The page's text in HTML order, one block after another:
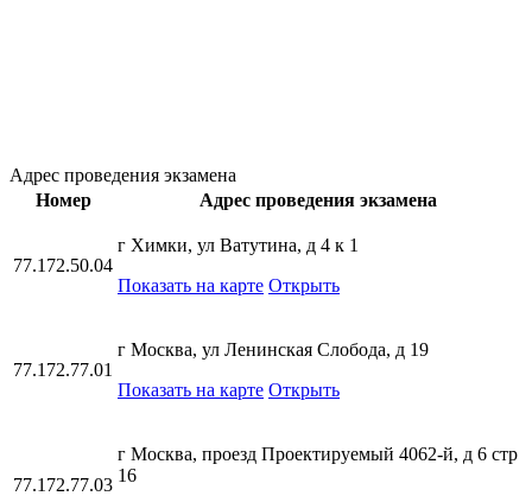
Адрес проведения экзамена
Номер
Адрес проведения экзамена
77.172.50.04
г Химки, ул Ватутина, д 4 к 1
Показать на карте Открыть
77.172.77.01
г Москва, ул Ленинская Слобода, д 19
Показать на карте Открыть
77.172.77.03
г Москва, проезд Проектируемый 4062-й, д 6 стр
16